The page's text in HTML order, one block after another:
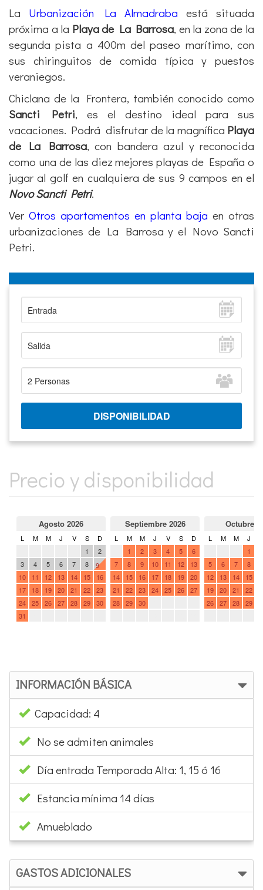
La
Urbanización La Almadraba está situada
próxima a la Playa de La Barrosa, en la zona de la
segunda pista a 400m del paseo marítimo, con
sus chiringuitos de comida típica y puestos
veraniegos.
Chiclana de la Frontera, también conocido como
Sancti Petri, es el destino ideal para sus
vacaciones. Podrá disfrutar de la magnífica Playa
de La Barrosa, con bandera azul y reconocida
como una de las diez mejores playas de España o
jugar al golf en cualquiera de sus 9 campos en el
Novo Sancti Petri.
Ver Otros apartamentos en planta baja en otras
urbanizaciones de La Barrosa y el Novo Sancti
Petri.
Precio y disponibilidad
INFORMACIÓN BÁSICA
Capacidad: 4
No se admiten animales
Día entrada Temporada Alta: 1, 15 ó 16
Estancia mínima 14 días
Amueblado
GASTOS ADICIONALES